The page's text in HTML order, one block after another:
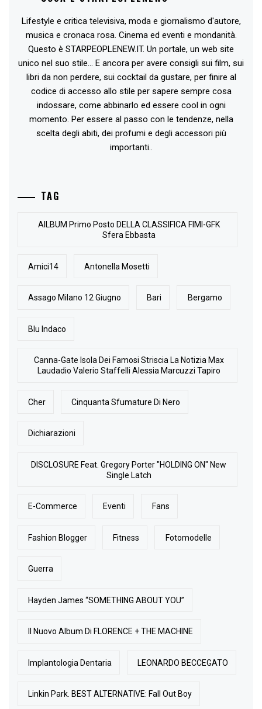
Lifestyle e critica televisiva, moda e giornalismo d'autore,
musica e cronaca rosa. Cinema ed eventi e mondanità.
Questo è STARPEOPLENEW.IT. Un portale, un web site
unico nel suo stile... E ancora per avere consigli sui film, sui
libri da non perdere, sui cocktail da gustare, per finire al
codice di accesso allo stile per sapere sempre cosa
indossare, come abbinarlo ed essere cool in ogni
momento. Per essere al passo con le tendenze, nella
scelta degli abiti, dei profumi e degli accessori più
importanti..
TAG
AlLBUM Primo Posto DELLA CLASSIFICA FIMI-GFK
Sfera Ebbasta
Amici14 Antonella Mosetti
Assago Milano 12 Giugno Bari Bergamo
Blu Indaco
Canna-Gate Isola Dei Famosi Striscia La Notizia Max
Laudadio Valerio Staffelli Alessia Marcuzzi Tapiro
Cher Cinquanta Sfumature Di Nero
Dichiarazioni
DISCLOSURE Feat. Gregory Porter "HOLDING ON" New
Single Latch
E-Commerce Eventi Fans
Fashion Blogger Fitness Fotomodelle
Guerra
Hayden James “SOMETHING ABOUT YOU”
Il Nuovo Album Di FLORENCE + THE MACHINE
Implantologia Dentaria LEONARDO BECCEGATO
Linkin Park. BEST ALTERNATIVE: Fall Out Boy